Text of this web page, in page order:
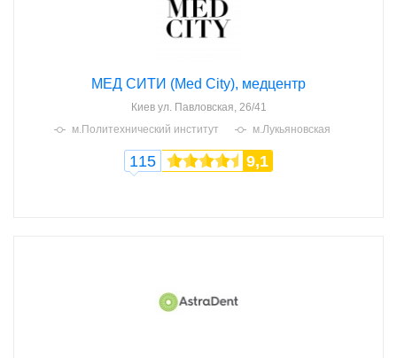
МЕД СИТИ (Med City), медцентр
Киев ул. Павловская, 26/41
м.Политехнический институт
м.Лукьяновская
115 9,1